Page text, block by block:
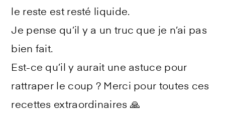
le reste est resté liquide.
Je pense qu’il y a un truc que je n’ai pas
bien fait.
Est-ce qu’il y aurait une astuce pour
rattraper le coup ? Merci pour toutes ces
recettes extraordinaires 🙏